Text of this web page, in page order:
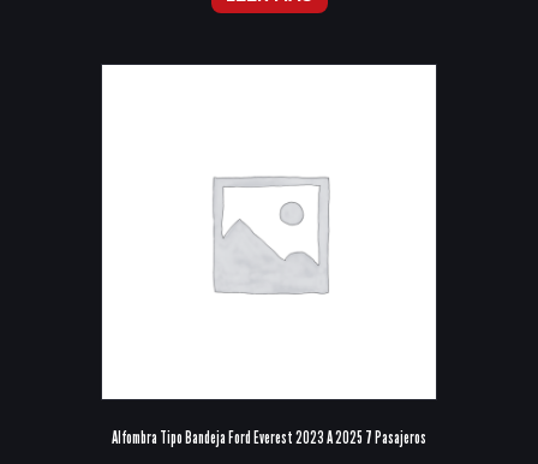
Alfombra Tipo Bandeja Ford Everest 2023 A 2025 7 Pasajeros